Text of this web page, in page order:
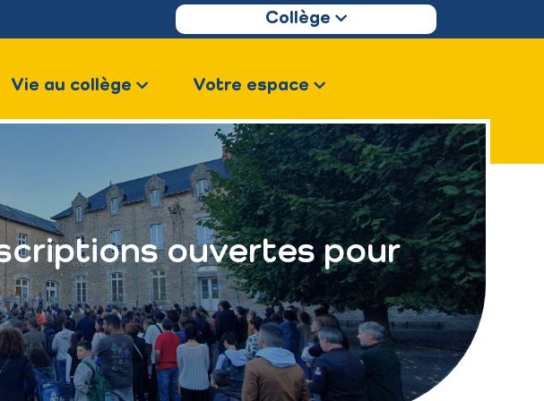
Collège
Vie au collège Votre espace
ouvertes pour